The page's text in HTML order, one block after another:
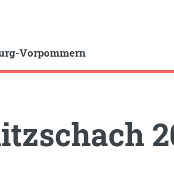
Vorpommern